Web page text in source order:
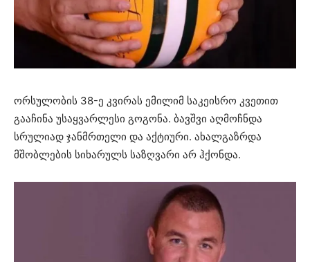
ორსულობის 38-ე კვირას ემილიმ საკეისრო კვეთით
გააჩინა უსაყვარლესი გოგონა. ბავშვი აღმოჩნდა
სრულიად ჯანმრთელი და აქტიური. ახალგაზრდა
მშობლების სიხარულს საზღვარი არ ჰქონდა.